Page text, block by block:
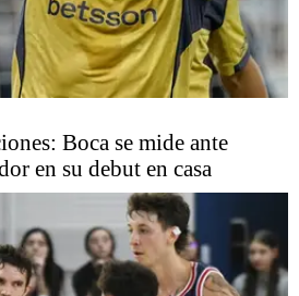
Boca se mide ante
en su debut en casa